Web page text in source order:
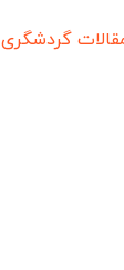
گردشگری